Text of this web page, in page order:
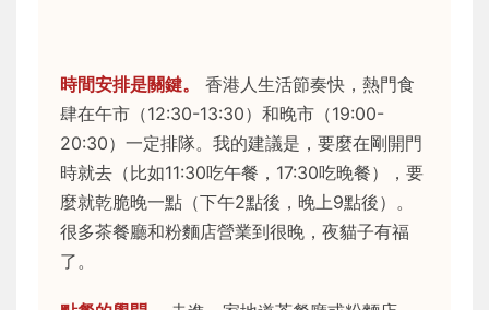
時間安排是關鍵。
香港人生活節奏快，熱門食
肆在午市（12:30-13:30）和晚市（19:00-
20:30）一定排隊。我的建議是，要麼在剛開門
時就去（比如11:30吃午餐，17:30吃晚餐），要
麼就乾脆晚一點（下午2點後，晚上9點後）。
很多茶餐廳和粉麵店營業到很晚，夜貓子有福
了。